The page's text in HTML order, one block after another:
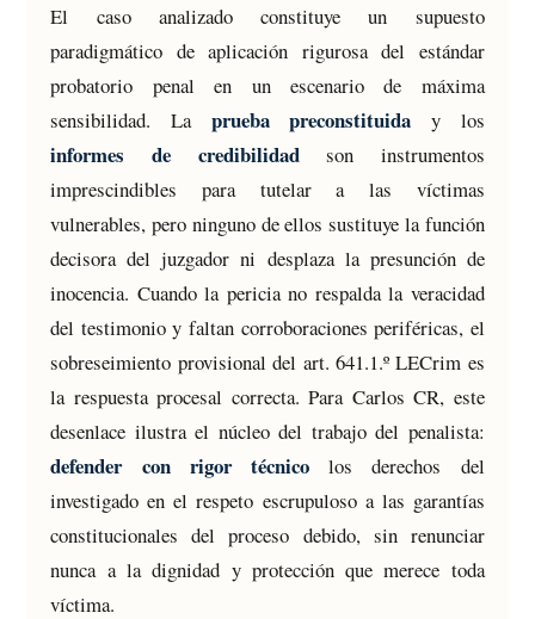
El caso analizado constituye un supuesto
paradigmático de aplicación rigurosa del estándar
probatorio penal en un escenario de máxima
sensibilidad. La prueba preconstituida y los
informes de credibilidadson instrumentos
imprescindibles para tutelar a las víctimas
vulnerables, pero ninguno de ellos sustituye la función
decisora del juzgador ni desplaza la presunción de
inocencia. Cuando la pericia no respalda la veracidad
del testimonio y faltan corroboraciones periféricas, el
sobreseimiento provisional del art. 641.1.º LECrim es
la respuesta procesal correcta. Para Carlos CR, este
desenlace ilustra el núcleo del trabajo del penalista:
defender con rigor técnico los derechos del
investigado en el respeto escrupuloso a las garantías
constitucionales del proceso debido, sin renunciar
nunca a la dignidad y protección que merece toda
víctima.